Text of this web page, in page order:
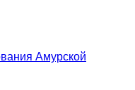
Амурской